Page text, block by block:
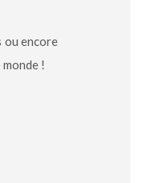
ou encore
!